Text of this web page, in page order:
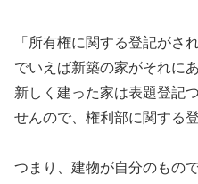
「所有権に関する登記がさ
でいえば新築の家がそれに
新しく建った家は表題登記
せんので、権利部に関する
つまり、建物が自分のもの